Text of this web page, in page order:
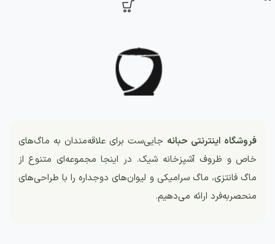
فروشگاه اینترنتی حبانه جایی‌ست برای علاقه‌مندان به ماگ‌های
خاص و ظروف آشپزخانه شیک. در اینجا مجموعه‌ای متنوع از
ماگ فانتزی، ماگ سرامیکی و لیوان‌های دوجداره را با طراحی‌های
منحصربه‌فرد ارائه می‌دهیم.